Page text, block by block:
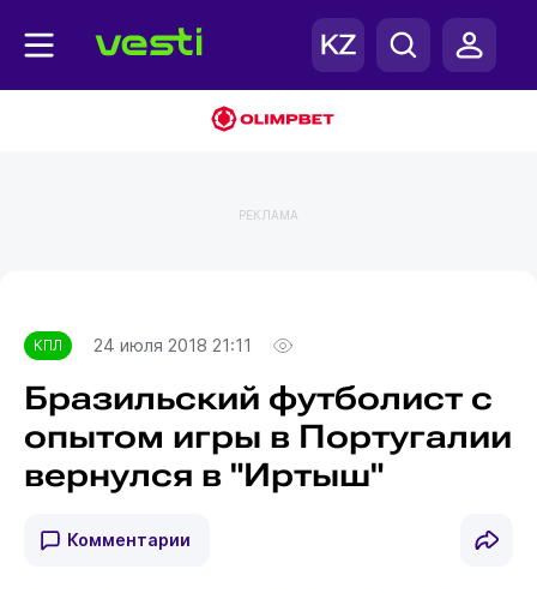
РЕКЛАМА
КПЛ 24 июля 2018 21:11
Бразильский футболист с
опытом игры в Португалии
вернулся в "Иртыш"
Комментарии